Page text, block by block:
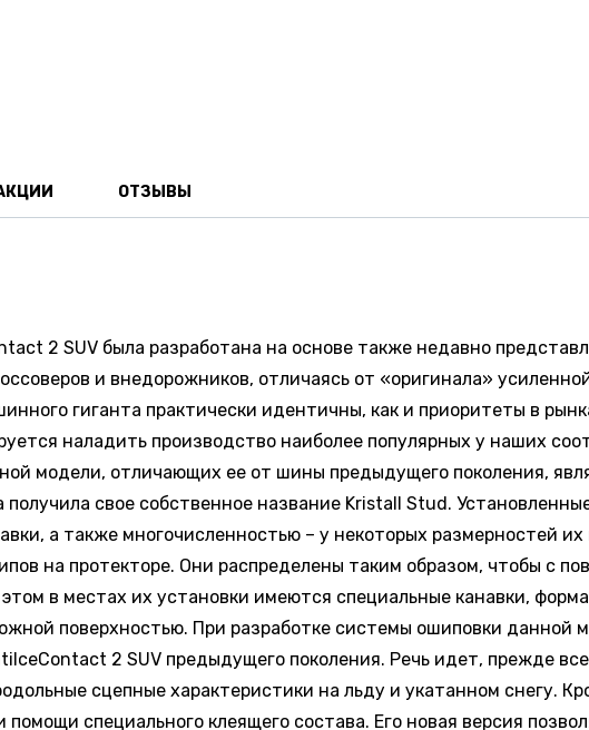
ОТЗЫВЫ
2 SUV была разработана на основе также недавно
и внедорожников, отличаясь от «оригинала»
гиганта практически идентичны, как и приоритеты в
наладить производство наиболее популярных у наших
модели, отличающих ее от шины предыдущего поколения,
получила свое собственное название Kristall Stud.
а также многочисленностью – у некоторых размерностей
на протекторе. Они распределены таким образом, чтобы с
в местах их установки имеются специальные канавки,
поверхностью. При разработке системы ошиповки данной
2 SUV предыдущего поколения. Речь идет, прежде
сцепные характеристики на льду и укатанном снегу.
специального клеящего состава. Его новая версия